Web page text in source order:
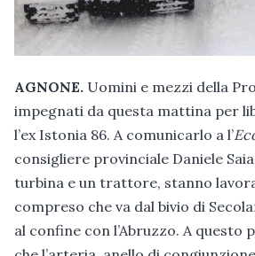
AGNONE. Uomini e mezzi della
impegnati da questa mattina per
l’ex Istonia 86. A comunicarlo a l’
consigliere provinciale Daniele
turbina e un trattore, stanno
compreso che va dal bivio di
al confine con l’Abruzzo. A questo